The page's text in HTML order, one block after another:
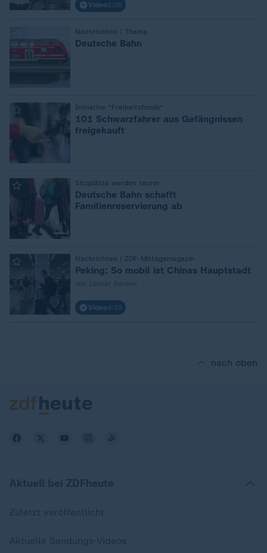
Video 1:06
Nachrichten | Thema
Deutsche Bahn
Initiative "Freiheitsfonds"
101 Schwarzfahrer aus Gefängnissen
freigekauft
Sitzplätze werden teurer
Deutsche Bahn schafft
Familienreservierung ab
Nachrichten | ZDF-Mittagsmagazin
Peking: So mobil ist Chinas Hauptstadt
Video4:33
nach oben